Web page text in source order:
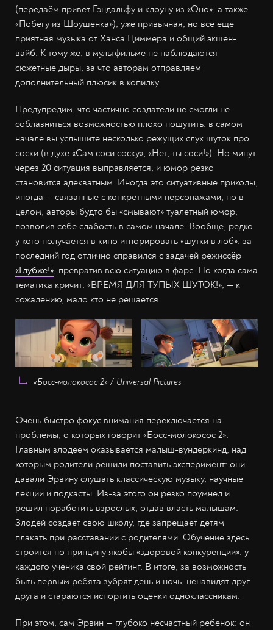
(передаём привет Гэндальфу и клоуну из «Оно», а также
«Побегу из Шоушенка»), уже привычная, но всё ещё
приятная музыка от Ханса Циммера и общий экшен-
вайб. К тому же, в мультфильме не наблюдаются
сюжетные дыры, за что авторам отправляем
дополнительный плюсик в копилку.
Предупредим, что частично создатели не смогли не
соблазниться возможностью плохо пошутить: в самом
начале вы услышите несколько режущих слух шуток про
соски (в духе «Сам соси соску», «Нет, ты соси!»). Но минут
через 20 ситуация выправляется, и юмор резко
становится адекватным. Иногда это ситуативные приколы,
иногда — связанные с конкретными персонажами, но в
целом, авторы будто бы «смывают» туалетный юмор,
позволив себе слабость в самом начале. Вообще, редко
у кого получается в кино игнорировать «шутки в лоб»: за
последний год отлично справился с задачей режиссёр
«Глубже!», превратив всю ситуацию в фарс. Но когда сама
тематика кричит: «ВРЕМЯ ДЛЯ ТУПЫХ ШУТОК!», — к
сожалению, мало кто не решается.
«Босс-молокосос 2» / Universal Pictures
Очень быстро фокус внимания переключается на
проблемы, о которых говорит «Босс-молокосос 2».
Главным злодеем оказывается малыш-вундеркинд, над
которым родители решили поставить эксперимент: они
давали Эрвину слушать классическую музыку, научные
лекции и подкасты. Из-за этого он резко поумнел и
решил поработить взрослых, отдав власть малышам.
Злодей создаёт свою школу, где запрещает детям
плакать при расставании с родителями. Обучение здесь
строится по принципу якобы «здоровой конкуренции»: у
каждого ученика свой рейтинг. В итоге, за возможность
быть первым ребята зубрят день и ночь, ненавидят друг
друга и стараются испортить оценки одноклассникам.
При этом, сам Эрвин — глубоко несчастный ребёнок: он